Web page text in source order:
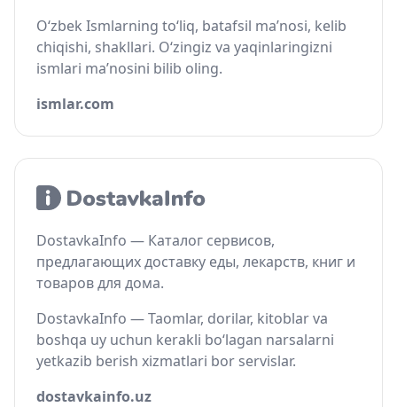
O‘zbek Ismlarning to‘liq, batafsil ma’nosi, kelib
chiqishi, shakllari. O‘zingiz va yaqinlaringizni
ismlari ma’nosini bilib oling.
ismlar.com
DostavkaInfo — Каталог сервисов,
предлагающих доставку еды, лекарств, книг и
товаров для дома.
DostavkaInfo — Taomlar, dorilar, kitoblar va
boshqa uy uchun kerakli bo‘lagan narsalarni
yetkazib berish xizmatlari bor servislar.
dostavkainfo.uz